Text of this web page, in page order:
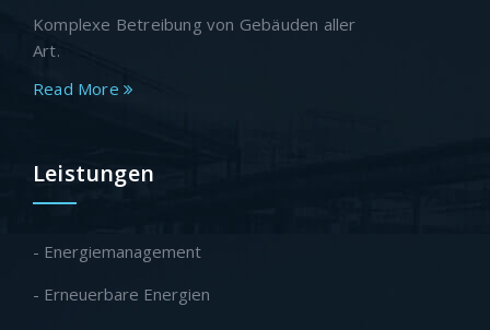
Komplexe Betreibung von Gebäuden aller
Art.
Read More
Leistungen
- Energiemanagement
- Erneuerbare Energien